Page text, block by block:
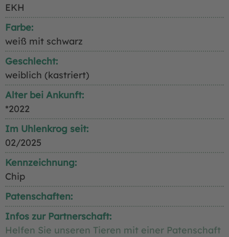
EKH
Farbe:
weiß mit schwarz
Geschlecht:
weiblich (kastriert)
Alter bei Ankunft:
*2022
Im Uhlenkrog seit:
02/2025
Kennzeichnung:
Chip
Patenschaften:
Infos zur Partnerschaft:
Helfen Sie unseren Tieren mit einer Patenschaft